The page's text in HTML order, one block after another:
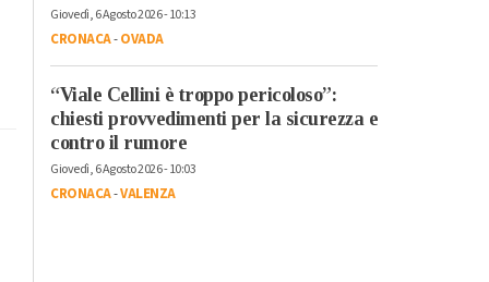
Giovedì, 6 Agosto 2026 - 10:13
CRONACA-OVADA
“Viale Cellini è troppo pericoloso”:
chiesti provvedimenti per la sicurezza e
contro il rumore
Giovedì, 6 Agosto 2026 - 10:03
CRONACA-VALENZA